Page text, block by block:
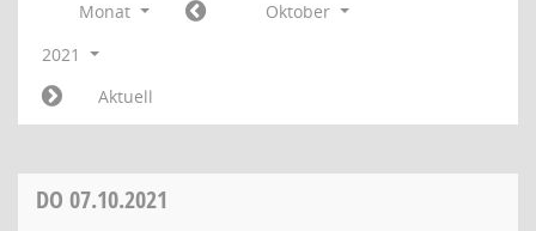
Monat
Oktober
2021
Aktuell
DO 07.10.2021